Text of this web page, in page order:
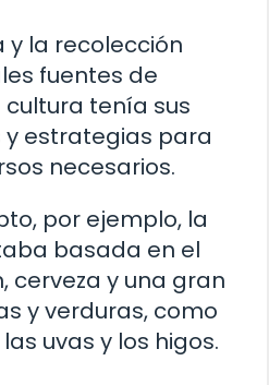
y la recolección
fuentes de
tenía sus
estrategias para
necesarios.
por ejemplo, la
basada en el
cerveza y una gran
y verduras, como
uvas y los higos.